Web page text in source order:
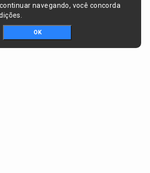
navegando, você concorda
OK